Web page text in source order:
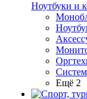
Ноутбуки и
Ещё 2